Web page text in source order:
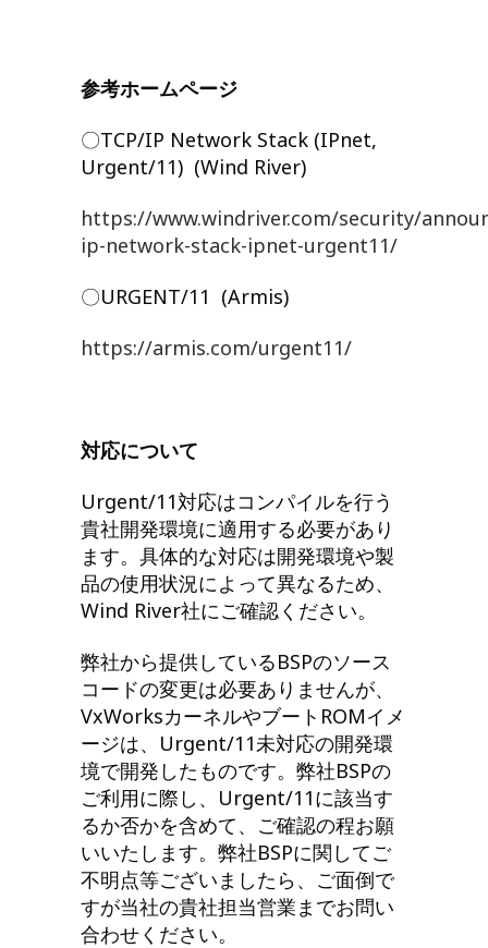
参考ホームページ
〇TCP/IP Network Stack (IPnet,
Urgent/11) (Wind River)
https://www.windriver.com/security/
ip-network-stack-ipnet-urgent11/
〇URGENT/11 (Armis)
https://armis.com/urgent11/
対応について
Urgent/11対応はコンパイルを行う
貴社開発環境に適用する必要があり
ます。具体的な対応は開発環境や製
品の使用状況によって異なるため、
Wind River社にご確認ください。
弊社から提供しているBSPのソース
コードの変更は必要ありませんが、
VxWorksカーネルやブートROMイメ
ージは、Urgent/11未対応の開発環
境で開発したものです。弊社BSPの
ご利用に際し、Urgent/11に該当す
るか否かを含めて、ご確認の程お願
いいたします。弊社BSPに関してご
不明点等ございましたら、ご面倒で
すが当社の貴社担当営業までお問い
合わせください。